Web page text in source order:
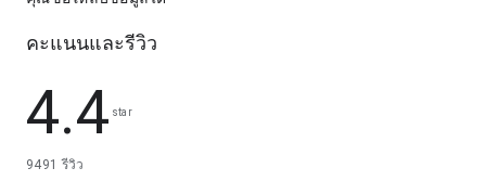
คะแนนและรีวิว
4.4 star
9491 รีวิว